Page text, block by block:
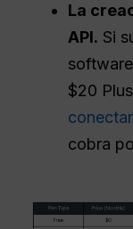
La
API. Si
$20
cobra